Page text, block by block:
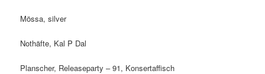
Mössa, silver
Nothäfte, Kal P Dal
Planscher, Releaseparty – 91, Konsertaffisch